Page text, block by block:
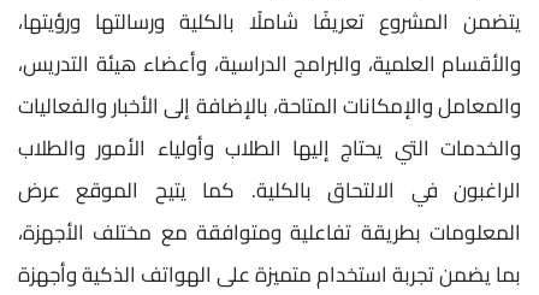
يتضمن المشروع تعريفًا شاملًا بالكلية ورسالتها ورؤيتها،
والأقسام العلمية، والبرامج الدراسية، وأعضاء هيئة التدريس،
والمعامل والإمكانات المتاحة، بالإضافة إلى الأخبار والفعاليات
والخدمات التي يحتاج إليها الطلاب وأولياء الأمور والطلاب
الراغبون في الالتحاق بالكلية. كما يتيح الموقع عرض
المعلومات بطريقة تفاعلية ومتوافقة مع مختلف الأجهزة،
بما يضمن تجربة استخدام متميزة على الهواتف الذكية وأجهزة